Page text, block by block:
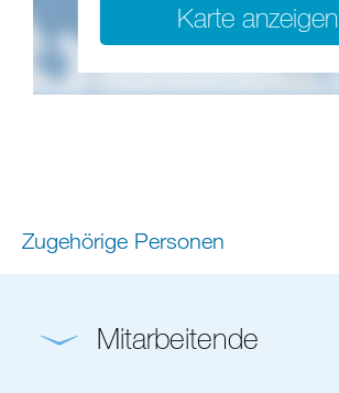
Karte anzeigen
Zugehörige Personen
Mitarbeitende